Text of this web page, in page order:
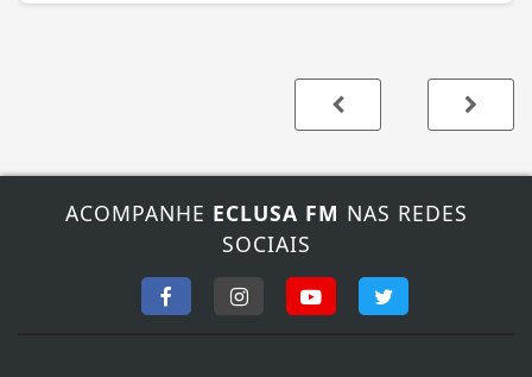
ACOMPANHE ECLUSA FM NAS REDES
SOCIAIS